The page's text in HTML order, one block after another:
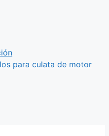
para culata de motor